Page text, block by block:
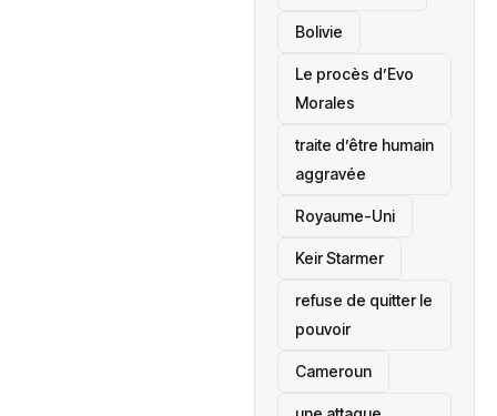
‎Bolivie
Le procès d’Evo
Morales
traite d’être humain
aggravée
‎Royaume-Uni
Keir Starmer
refuse de quitter le
pouvoir
‎Cameroun